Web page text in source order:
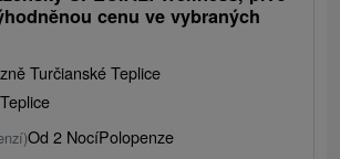
cenu ve vybraných
Turčianské Teplice
Od 2 NocíPolopenze